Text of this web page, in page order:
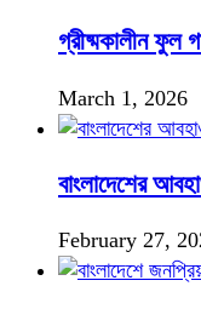
গ্রীষ্মকালীন ফুল
March 1, 2026
বাংলাদেশের
February 27,